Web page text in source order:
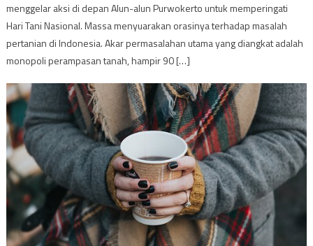
menggelar aksi di depan Alun-alun Purwokerto untuk memperingati
Hari Tani Nasional. Massa menyuarakan orasinya terhadap masalah
pertanian di Indonesia. Akar permasalahan utama yang diangkat adalah
monopoli perampasan tanah, hampir 90 […]